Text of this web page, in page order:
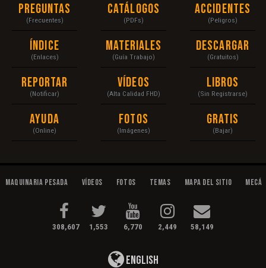
Preguntas
(Frecuentes)
Índice
(Enlaces)
Reportar
(Notificar)
Ayuda
(Online)
Catálogos
(PDFs)
Materiales
(Guía Trabajo)
Vídeos
(Alta Calidad FHD)
Fotos
(Imágenes)
Accidentes
(Peligros)
Descargar
(Gratuitos)
Libros
(Sin Registrarse)
Gratis
(Bajar)
Maquinaria Pesada Vídeos Fotos Temas Mapa del Sitio
308,607 1,553 6,770 2,449 58,149
English